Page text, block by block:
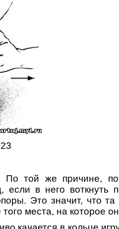
той же причине,
если в него воткнуть
Это значит, что та
места, на которое